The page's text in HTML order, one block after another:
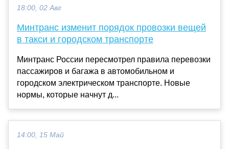
18:00, 02 Авг
Минтранс изменит порядок провозки вещей
в такси и городском транспорте
Минтранс России пересмотрел правила перевозки
пассажиров и багажа в автомобильном и
городском электрическом транспорте. Новые
нормы, которые начнут д...
14:00, 15 Май